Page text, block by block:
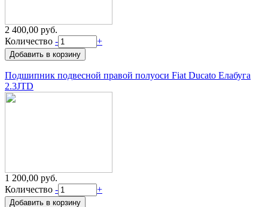
2 400,00 руб.
Количество - +
Подшипник подвесной правой полуоси Fiat Ducato Елабуга
2.3JTD
1 200,00 руб.
Количество - +